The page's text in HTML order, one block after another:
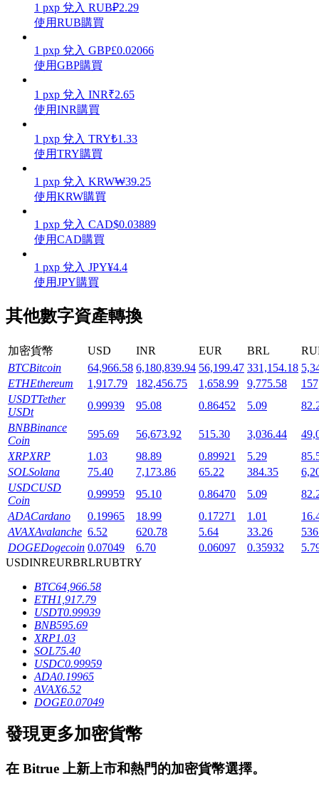
增值寶
機槍池
Launchpool
活期質押獲得熱門資產
輕鬆獲得多重福利
借貸數字貨幣，及時且安全的服務
1 pxp 兌入 RUB₽2.29
使用RUB購買
1 pxp 兌入 GBP£0.02066
使用GBP購買
1 pxp 兌入 INR₹2.65
使用INR購買
1 pxp 兌入 TRY₺1.33
使用TRY購買
1 pxp 兌入 KRW₩39.25
使用KRW購買
1 pxp 兌入 CAD$0.03889
使用CAD購買
1 pxp 兌入 JPY¥4.4
使用JPY購買
其他數字資產轉換
加密貨幣 USD INR EUR BRL
BTCBitcoin 64,966.58 6,180,839.94 56,199.47 331,154.18
ETHEthereum 1,917.79 182,456.75 1,658.99 9,775.58
USDTTether
USDt
0.99939 95.08 0.86452 5.09
BNBBinance
Coin
595.69 56,673.92 515.30 3,036.44
XRPXRP 1.03 98.89 0.89921 5.29
SOLSolana 75.40 7,173.86 65.22 384.35
USDCUSD
Coin
0.99959 95.10 0.86470 5.09
ADACardano 0.19965 18.99 0.17271 1.01
AVAXAvalanche 6.52 620.78 5.64 33.26
DOGEDogecoin 0.07049 6.70 0.06097 0.35932
USDINREURBRLRUBTRY
BTC64,966.58
ETH1,917.79
USDT0.99939
BNB595.69
XRP1.03
SOL75.40
USDC0.99959
ADA0.19965
AVAX6.52
DOGE0.07049
發現更多加密貨幣
在 Bitrue 上新上市和熱門的加密貨幣選擇。